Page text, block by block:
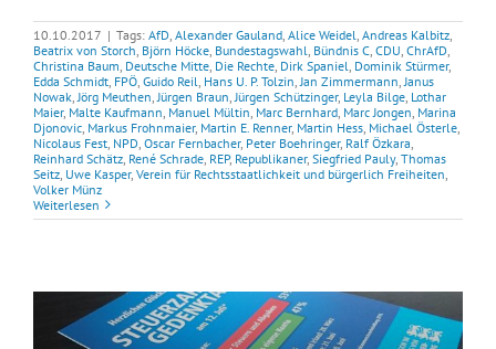
10.10.2017 | Tags: AfD Alexander Gauland Alice Weidel Andreas Kalbitz
Beatrix von Storch Björn Höcke Bundestagswahl Bündnis C CDU ChrAfD
Christina Baum Deutsche Mitte Die Rechte Dirk Spaniel Dominik Stürmer,
Edda Schmidt FPÖ Guido Reil Hans U. P. Tolzin Jan Zimmermann Janus
Nowak Jörg Meuthen Jürgen Braun Jürgen Schützinger, Leyla Bilge Lothar
Maier, Malte Kaufmann Manuel Mültin Marc Bernhard Marc Jongen Marina
Djonovic Markus Frohnmaier, Martin E. Renner, Martin Hess Michael Österle
Nicolaus Fest NPD Oscar Fernbacher, Peter Boehringer, Ralf Özkara
Reinhard Schätz René Schrade REP, Republikaner, Siegfried Pauly, Thomas
Seitz Uwe Kasper, Verein für Rechtsstaatlichkeit und bürgerlich Freiheiten
Volker Münz
Weiterlesen